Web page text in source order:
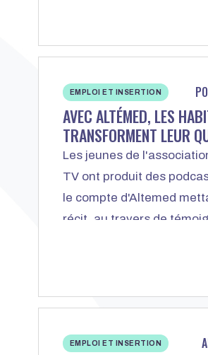
EMPLOI ET INSERTION
AVEC ALTÉMED, LES
TRANSFORMENT LEUR
Les jeunes de
TV ont produit des
le compte d'Altemed
récit, au travers de
EMPLOI ET INSERTION